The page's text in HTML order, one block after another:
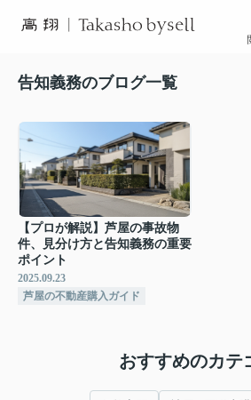
告知義務のブログ一覧
【プロが解説】芦屋の事故物
件、見分け方と告知義務の重要
ポイント
2025.09.23
芦屋の不動産購入ガイド
おすすめのカテ